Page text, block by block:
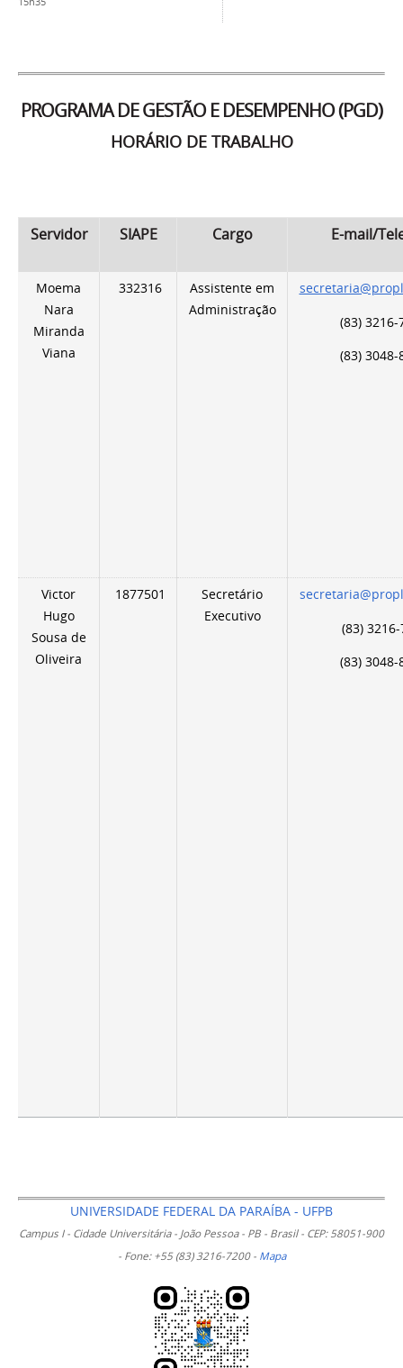
PROGRAMA DE GESTÃO E DESEMPENHO (PGD)
HORÁRIO DE TRABALHO
Servidor SIAPE Cargo E-mail/
Moema
Nara
Miranda
Viana
332316
Assistente em
Administração
(83) 3216-
(83) 3048-
Victor
Hugo
Sousa de
Oliveira
1877501
Secretário
Executivo
(83)
(83) 3048-
UNIVERSIDADE FEDERAL DA PARAÍBA - UFPB
Campus I - Cidade Universitária - João Pessoa - PB - Brasil - CEP: 58051-900
- Fone: +55 (83) 3216-7200 - Mapa